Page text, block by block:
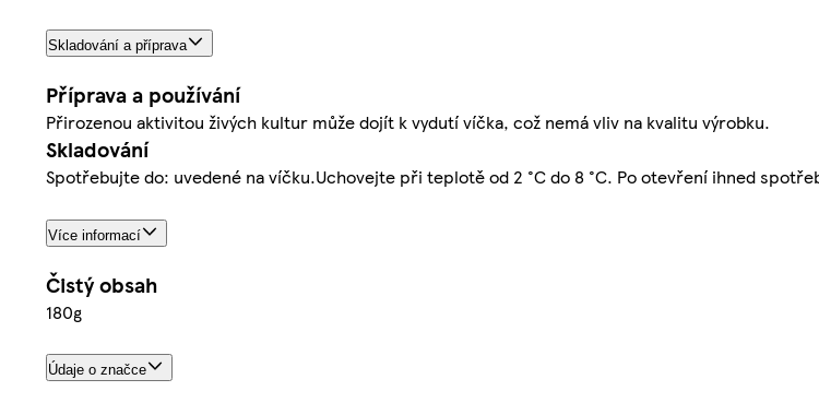
Skladování a příprava
Příprava a používání
Přirozenou aktivitou živých kultur může dojít k vydutí víčka, což nemá vliv na kvalitu výrobku.
Skladování
Spotřebujte do: uvedené na víčku.Uchovejte při teplotě od 2 °C do 8 °C. Po otevření ihned
Více informací
Čistý obsah
180g
Údaje o značce